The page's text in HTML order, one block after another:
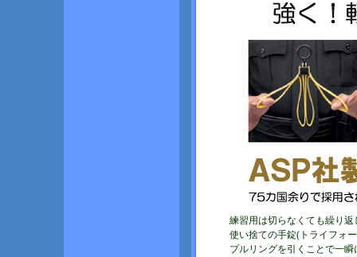
練習用は切らなくても繰り
使い捨ての手錠(トライフォ
プルリングを引くことで一